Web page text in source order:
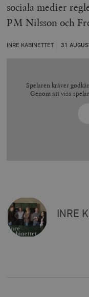
sociala medier
PM Nilsson och
INRE KABINETTET 31
Spelaren kräver
Genom att visa
INRE